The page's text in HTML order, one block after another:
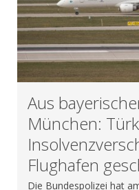
Aus
München:
Flughafen
Die Bundespolizei hat